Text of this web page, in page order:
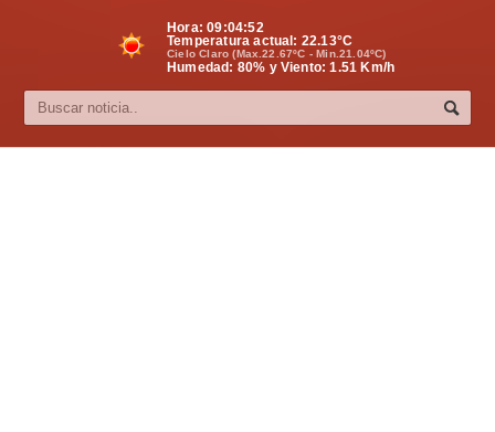
Cultura
Hora:09:04:53
Temperatura actual: 22.13°C
Cielo Claro (Max.22.67ºC - Min.21.04ºC)
Humedad: 80% y Viento: 1.51 Km/h